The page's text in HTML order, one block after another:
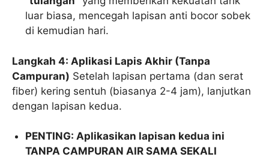
luar biasa, mencegah lapisan anti bocor sobek
di kemudian hari.
Langkah 4: Aplikasi Lapis Akhir (Tanpa
Campuran) Setelah lapisan pertama (dan serat
fiber) kering sentuh (biasanya 2-4 jam), lanjutkan
dengan lapisan kedua.
PENTING: Aplikasikan lapisan kedua ini
TANPA CAMPURAN AIR SAMA SEKALI